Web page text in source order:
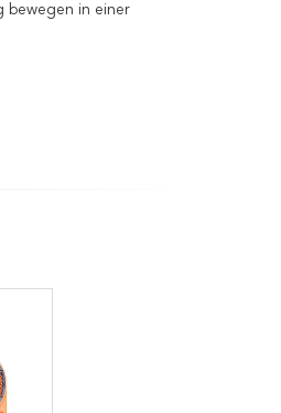
bewegen in einer